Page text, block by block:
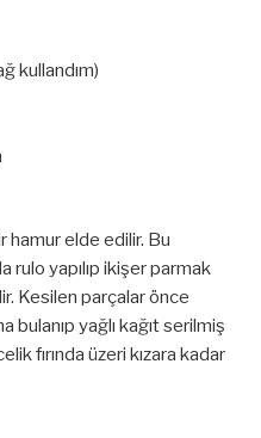
kullandım)
hamur elde edilir. Bu
rulo yapılıp ikişer parmak
Kesilen parçalar önce
bulanıp yağlı kağıt serilmiş
fırında üzeri kızara kadar